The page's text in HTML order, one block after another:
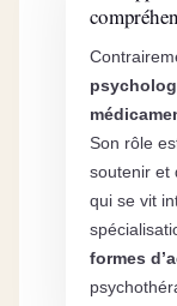
Son rôle
soutenir et
qui se vit
formes